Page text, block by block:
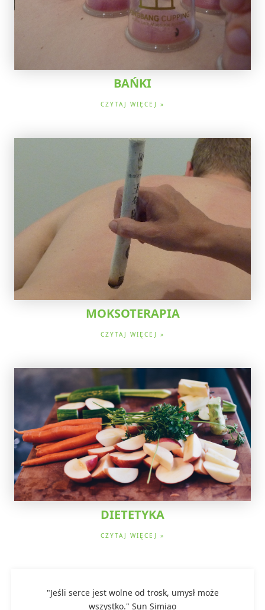
BAŃKI
CZYTAJ WIĘCEJ »
MOKSOTERAPIA
CZYTAJ WIĘCEJ »
DIETETYKA
CZYTAJ WIĘCEJ »
"Jeśli serce jest wolne od trosk, umysł może
wszystko." Sun Simiao